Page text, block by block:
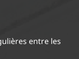
entre les